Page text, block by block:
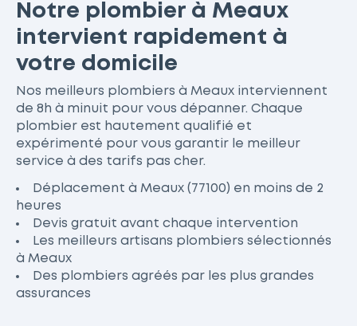
Notre plombier à Meaux
intervient rapidement à
votre domicile
Nos meilleurs plombiers à Meaux interviennent
de 8h à minuit pour vous dépanner. Chaque
plombier est hautement qualifié et
expérimenté pour vous garantir le meilleur
service à des tarifs pas cher.
Déplacement à Meaux (77100) en moins de 2
heures
Devis gratuit avant chaque intervention
Les meilleurs artisans plombiers sélectionnés
à Meaux
Des plombiers agréés par les plus grandes
assurances